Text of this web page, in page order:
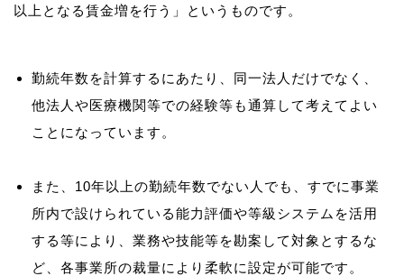
勤続年数を計算するにあたり、同一法人だけでなく、
他法人や医療機関等での経験等も通算して考えてよい
ことになっています。
また、10年以上の勤続年数でない人でも、すでに事業
所内で設けられている能力評価や等級システムを活用
する等により、業務や技能等を勘案して対象とするな
ど、各事業所の裁量により柔軟に設定が可能です。